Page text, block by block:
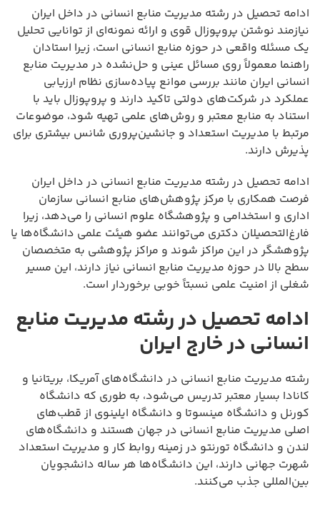
ادامه تحصیل در رشته مدیریت منابع انسانی در داخل ایران
نیازمند نوشتن پروپوزال قوی و ارائه نمونه‌ای از توانایی تحلیل
یک مسئله واقعی در حوزه منابع انسانی است، زیرا استادان
راهنما معمولاً روی مسائل عینی و حل‌نشده در مدیریت منابع
انسانی ایران مانند بررسی موانع پیاده‌سازی نظام ارزیابی
عملکرد در شرکت‌های دولتی تاکید دارند و پروپوزال باید با
استناد به منابع معتبر و روش‌های علمی تهیه شود، موضوعات
مرتبط با مدیریت استعداد و جانشین‌پروری شانس بیشتری برای
پذیرش دارند.
ادامه تحصیل در رشته مدیریت منابع انسانی در داخل ایران
فرصت همکاری با مرکز پژوهش‌های منابع انسانی سازمان
اداری و استخدامی و پژوهشگاه علوم انسانی را می‌دهد، زیرا
فارغ‌التحصیلان دکتری می‌توانند عضو هیئت علمی دانشگاه‌ها یا
پژوهشگر در این مراکز شوند و مراکز پژوهشی به متخصصان
سطح بالا در حوزه مدیریت منابع انسانی نیاز دارند، این مسیر
شغلی از امنیت علمی نسبتاً خوبی برخوردار است.
ادامه تحصیل در رشته مدیریت منابع
انسانی در خارج ایران
رشته مدیریت منابع انسانی در دانشگاه‌های آمریکا، بریتانیا و
کانادا بسیار معتبر تدریس می‌شود، به طوری که دانشگاه
کورنل و دانشگاه مینسوتا و دانشگاه ایلینوی از قطب‌های
اصلی مدیریت منابع انسانی در جهان هستند و دانشگاه‌های
لندن و دانشگاه تورنتو در زمینه روابط کار و مدیریت استعداد
شهرت جهانی دارند، این دانشگاه‌ها هر ساله دانشجویان
بین‌المللی جذب می‌کنند.